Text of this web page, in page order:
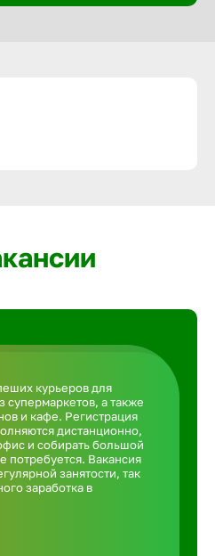
Ачинск
курьеров для
супермаркетов, а также
и кафе. Регистрация
дистанционно,
и собирать большой
потребуется. Вакансия
занятости, так
заработка в